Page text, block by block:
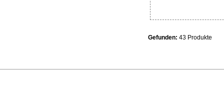
Gefunden: 43 Produkte